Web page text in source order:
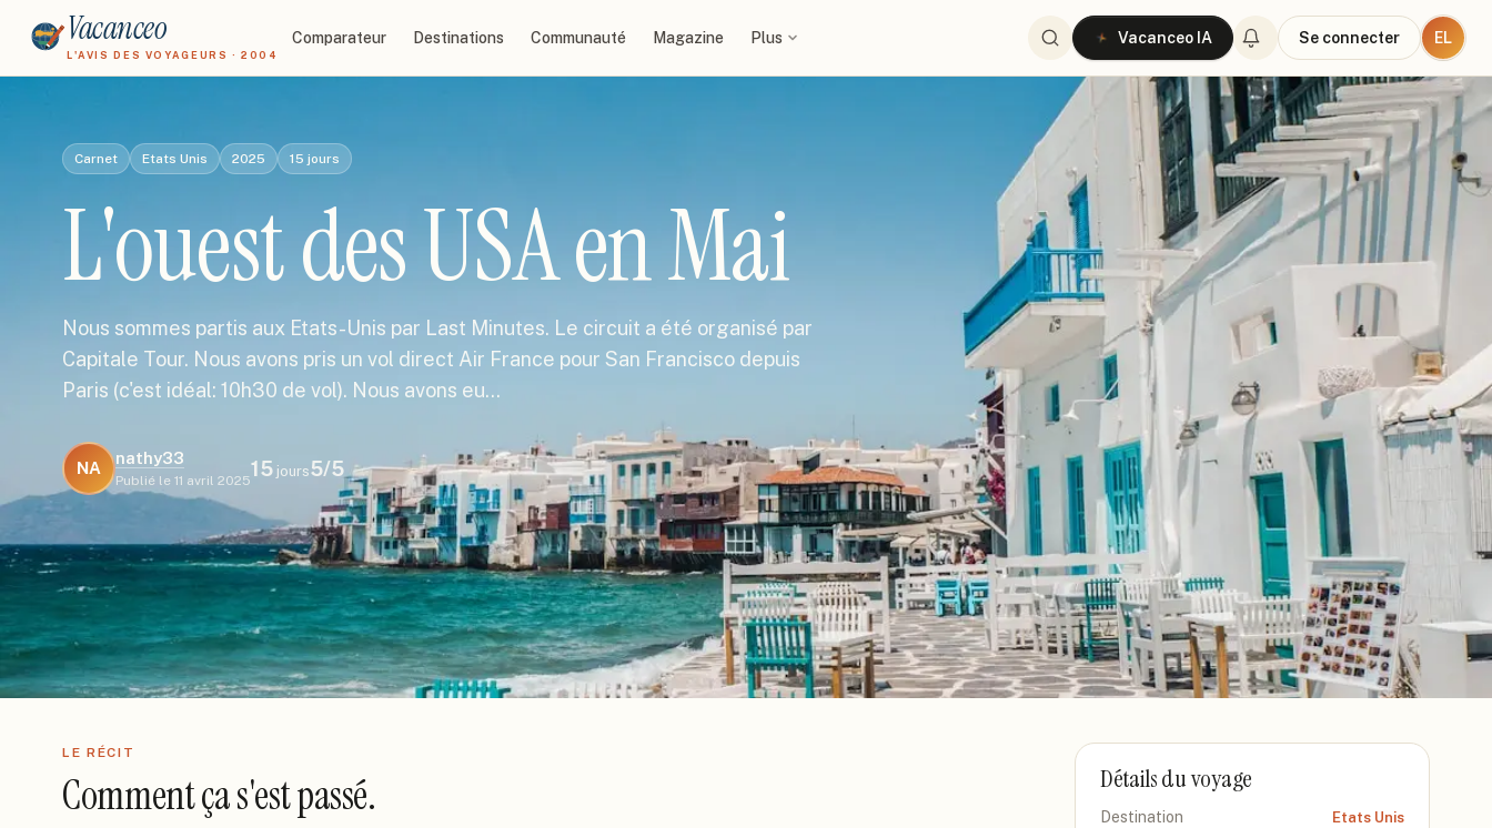
Vacanceo
L'AVIS DES VOYAGEURS · 2004
Comparateur Destinations Communauté Magazine Plus Vacanceo IA Se connecter EL
Carnet Etats Unis 2025 15 jours
L'ouest des USA en Mai
Nous sommes partis aux Etats-Unis par Last Minutes. Le circuit a été organisé par
Capitale Tour. Nous avons pris un vol direct Air France pour San Francisco depuis
Paris (c'est idéal: 10h30 de vol). Nous avons eu…
NA
nathy33
Publié le 11 avril 2025
15 jours5/5
LE RÉCIT
Comment ça s'est passé. Détails du voyage
Destination Etats Unis